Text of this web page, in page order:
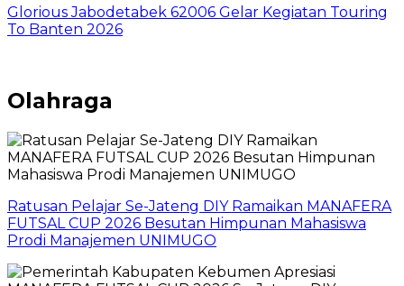
Glorious Jabodetabek 62006 Gelar Kegiatan Touring
To Banten 2026
Olahraga
Ratusan Pelajar Se-Jateng DIY Ramaikan MANAFERA
FUTSAL CUP 2026 Besutan Himpunan Mahasiswa
Prodi Manajemen UNIMUGO